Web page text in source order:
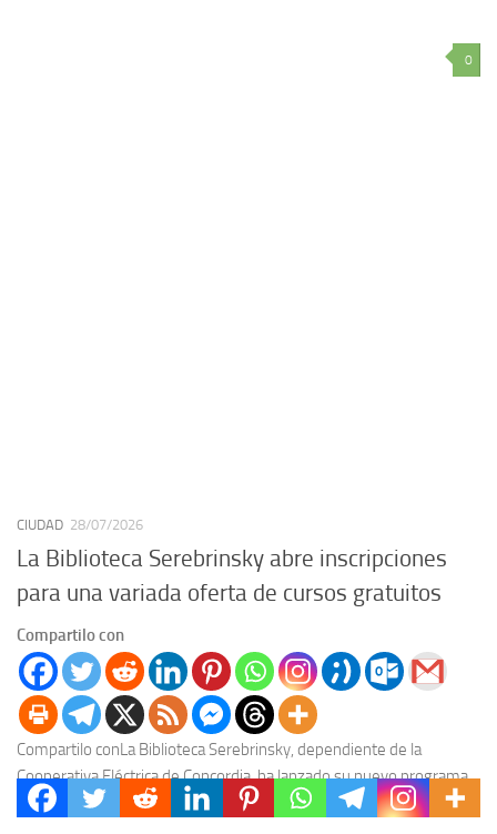
0
CIUDAD 28/07/2026
La Biblioteca Serebrinsky abre inscripciones
para una variada oferta de cursos gratuitos
Compartilo con
Compartilo conLa Biblioteca Serebrinsky, dependiente de la
Cooperativa Eléctrica de Concordia, ha lanzado su nuevo programa
de capacitación para el segundo semestre de 2026, poniendo...